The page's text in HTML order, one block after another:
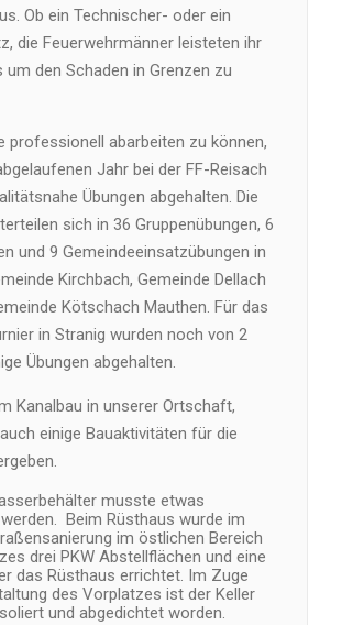
Ob ein Technischer- oder ein
die Feuerwehrmänner leisteten ihr
den Schaden in Grenzen zu
professionell abarbeiten zu können,
Jahr bei der FF-Reisach
Übungen abgehalten. Die
sich in 36 Gruppenübungen, 6
und 9 Gemeindeeinsatzübungen in
Kirchbach, Gemeinde Dellach
Kötschach Mauthen. Für das
in Stranig wurden noch von 2
Übungen abgehalten.
Kanalbau in unserer Ortschaft,
einige Bauaktivitäten für die
musste etwas
Beim Rüsthaus wurde im
im östlichen Bereich
drei PKW Abstellflächen und eine
das Rüsthaus errichtet. Im Zuge
des Vorplatzes ist der Keller
und abgedichtet worden.